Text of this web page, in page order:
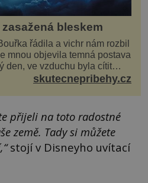
bleskem
řádila a vichr nám rozbil
mnou objevila temná postava
den, ve vzduchu byla cítit
se opřel ví...
skutecnepribehy.cz
přijeli na toto radostné
země. Tady si můžete
stojí v Disneyho uvítací